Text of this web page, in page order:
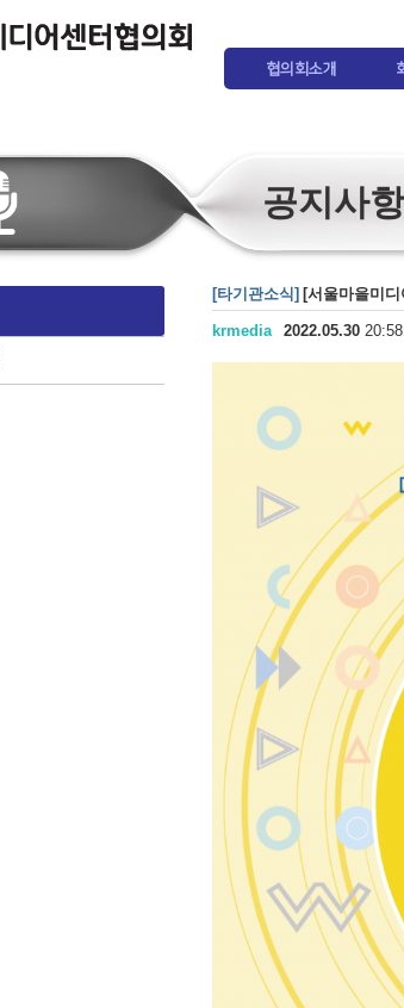
협의회소개
공지사항
[타기관소식] [서울마을미
krmedia 2022.05.30